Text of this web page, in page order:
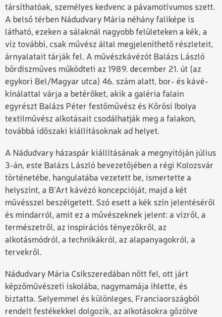
társíthatóak, személyes kedvenc a pávamotívumos szett.
A belső térben Nádudvary Mária néhány faliképe is
látható, ezeken a sálaknál nagyobb felületeken a kék, a
víz további, csak művész által megjeleníthető részleteit,
árnyalatait tárják fel. A művészkávézót Balázs László
bőrdíszműves működteti az 1989. december 21. út (az
egykori Bel/Magyar utca) 46. szám alatt, bor- és kávé-
kínálattal várja a betérőket, akik a galéria falain
egyrészt Balázs Péter festőművész és Kőrösi Ibolya
textilművész alkotásait csodálhatják meg a falakon,
továbbá időszaki kiállításoknak ad helyet.
A Nádudvary házaspár kiállításának a megnyitóján július
3-án, este Balázs László bevezetőjében a régi Kolozsvár
történetébe, hangulatába vezetett be, ismertette a
helyszínt, a B’Art kávézó koncepcióját, majd a két
művésszel beszélgetett. Szó esett a kék szín jelentéséről
és mindarról, amit ez a művészeknek jelent: a vízről, a
természetről, az inspirációs tényezőkről, az
alkotásmódról, a technikákról, az alapanyagokról, a
tervekről.
Nádudvary Mária Csíkszeredában nőtt fel, ott járt
képzőművészeti iskolába, nagymamája ihlette, és
biztatta. Selyemmel és különleges, Franciaországból
rendelt festékekkel dolgozik, az alkotásokra gőzölve